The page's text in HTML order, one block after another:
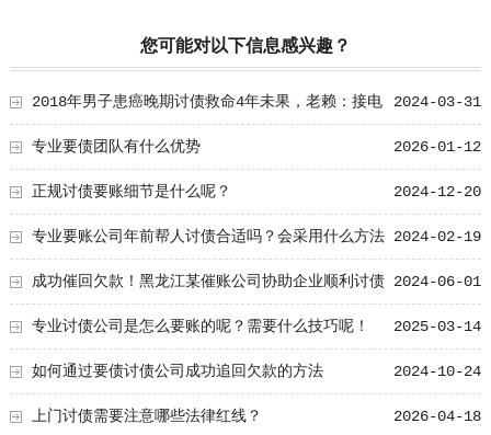
您可能对以下信息感兴趣？
2024-03-31
2018年男子患癌晚期讨债救命4年未果，老赖：接电
话就够给面子了 2026-01-12
专业要债团队有什么优势
2024-12-20
正规讨债要账细节是什么呢？
2024-02-19
专业要账公司年前帮人讨债合适吗？会采用什么方法
2024-06-01
成功催回欠款！黑龙江某催账公司协助企业顺利讨债
2025-03-14
专业讨债公司是怎么要账的呢？需要什么技巧呢！
2024-10-24
如何通过要债讨债公司成功追回欠款的方法
2026-04-18
上门讨债需要注意哪些法律红线？